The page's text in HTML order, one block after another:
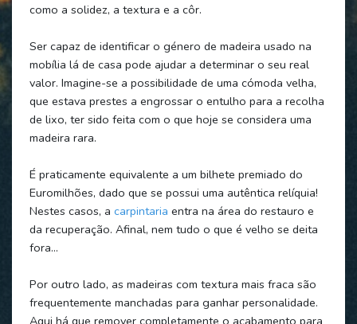
como a solidez, a textura e a côr.
Ser capaz de identificar o género de madeira usado na
mobília lá de casa pode ajudar a determinar o seu real
valor. Imagine-se a possibilidade de uma cómoda velha,
que estava prestes a engrossar o entulho para a recolha
de lixo, ter sido feita com o que hoje se considera uma
madeira rara.
É praticamente equivalente a um bilhete premiado do
Euromilhões, dado que se possui uma autêntica relíquia!
Nestes casos, a carpintaria entra na área do restauro e
da recuperação. Afinal, nem tudo o que é velho se deita
fora…
Por outro lado, as madeiras com textura mais fraca são
frequentemente manchadas para ganhar personalidade.
Aqui há que remover completamente o acabamento para